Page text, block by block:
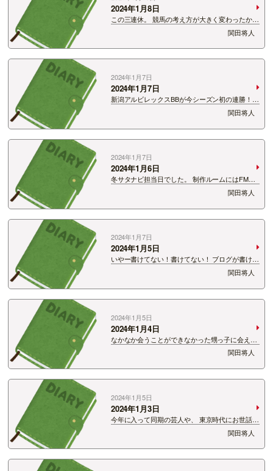
2024年1月8日
この三連休。 競馬の考え方が大きく変わったかも
しれない。 正確に言うと競馬予想の考え方。
SNSでたくさんの方が予想しているんです。 その
方の努力を見ると、僕はまぁ当たらんわなって思
ってしまいました(笑) …
関田将人
2024年1月7日
2024年1月7日
新潟アルビレックスBBが今シーズン初の連勝！
今シーズンの前半戦、切なくなるくらい勝てなか
った。 ましてや今回の地震は選手にとっても大変
だったはず。 その中で連勝。これは本当に大き
い。 このチームは若い選手…
関田将人
2024年1月7日
2024年1月6日
冬サタナビ担当日でした。 制作ルームにはFM新
潟スタッフのお子さんが。 小学一年生。 「これ
で（CDデッキ）音楽聴きたいんだけどどうすれ
ばいいの？」と言われたので 「何を聴きたい
の？」と言ったら… &nbs…
関田将人
2024年1月7日
2024年1月5日
いやー書けてない！書けてない！ ブログが書けて
ない！ こりゃいかんですよ。 思い出そう。5日
は何してた？ お洗濯。掃除。 クリーニング屋さ
んに行く。 番組制作。 あ！思い出した！ 朝少し
イラッとした態度を出…
関田将人
2024年1月5日
2024年1月4日
なかなか会うことができなかった甥っ子に会えま
した。 というか僕にどうしても会いたかったらし
い。 「お笑いってどうやってやるの？」 「ツッ
コミってどうやってるの？」などお笑いの質問を
ガンガンされる。 &nbs…
関田将人
2024年1月5日
2024年1月3日
今年に入って同期の芸人や、 東京時代にお世話に
なっていた方からたくさん連絡をもらいました。
なんかあったら言ってね！ マジで困ったら何で
もする！ こんなありがたい話ないですよね。 東
京にいた時…
関田将人